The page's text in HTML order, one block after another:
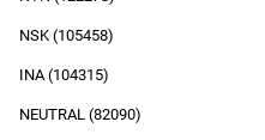
NSK (105458)
INA (104315)
NEUTRAL (82090)